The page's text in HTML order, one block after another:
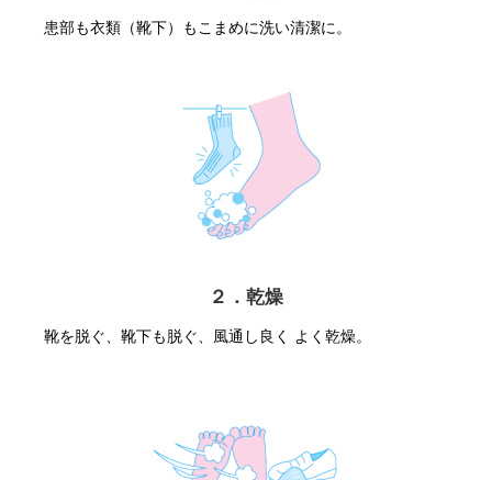
患部も衣類（靴下）もこまめに洗い清潔に。
２．乾燥
靴を脱ぐ、靴下も脱ぐ、風通し良く よく乾燥。